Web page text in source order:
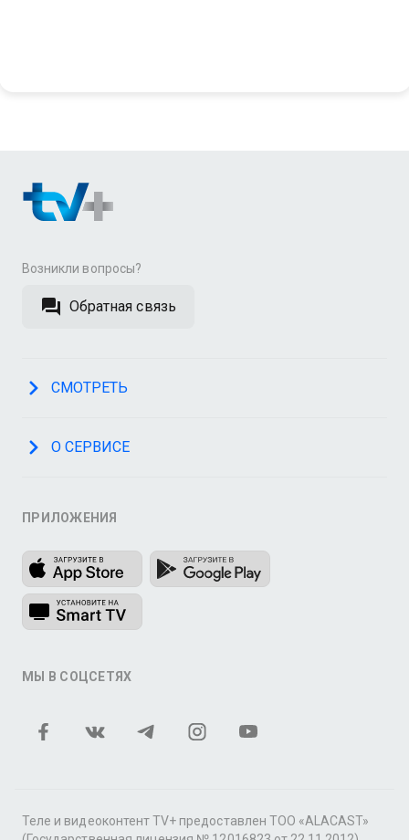
Возникли вопросы?
Обратная связь
СМОТРЕТЬ
О СЕРВИСЕ
ПРИЛОЖЕНИЯ
МЫ В СОЦСЕТЯХ
Теле и видеоконтент TV+ предоставлен ТОО «ALACAST»